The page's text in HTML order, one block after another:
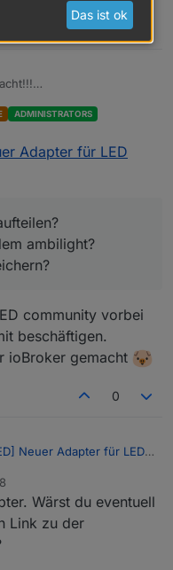
0
und co.
richtigen Zeit
auch der Schutz und
:)
alle Effekte rein und
wie man das
versuchen, alles
die Stripes laufen
so schlimm )
ADMINISTRATORS
15:34
Adapter für LED
ambilight?
community vorbei
beschäftigen.
ioBroker gemacht
0
Neuer Adapter für LED
aufteilen?
mit dem ambilight?
WLED community
die sich damit
Wärst du eventuell
Link zu der
Das ist ok